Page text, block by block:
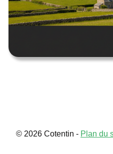
© 2026 Cotentin - Plan du